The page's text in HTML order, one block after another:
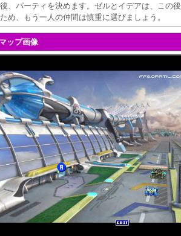
、パーティを決めます。ゼルとイデアは、この
め、もう一人の仲間は慎重に選びましょう。
ップ画像